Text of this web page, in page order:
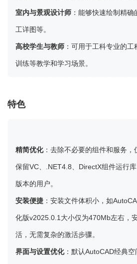
室内与景观设计师 ：能够快速绘制精
工详图等。
高校学生与教师 ：可用于工科专业的
训练等教学和学习场景。
特色
精简优化：去除不必要的组件和服务，
保留VC、.NET4.8、DirectX组件运行
版本的用户。
安装便捷 ：安装文件体积小，如
化版v2025.0.1大小仅为470Mb左右，
活，无需复杂的激活步骤。
界面与设置优化：默认AutoCAD经典